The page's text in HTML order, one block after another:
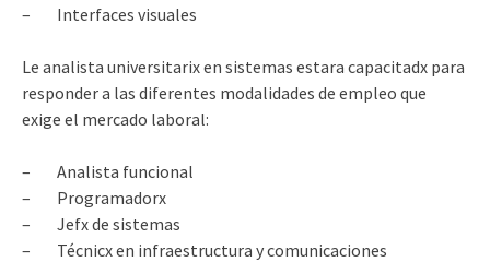
– Interfaces visuales
Le analista universitarix en sistemas estara capacitadx para
responder a las diferentes modalidades de empleo que
exige el mercado laboral:
– Analista funcional
– Programadorx
– Jefx de sistemas
– Técnicx en infraestructura y comunicaciones